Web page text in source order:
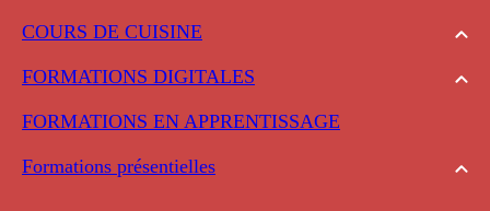
COURS DE CUISINE
FORMATIONS DIGITALES
FORMATIONS EN APPRENTISSAGE
Formations présentielles